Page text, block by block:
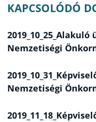
KAPCSOLÓDÓ
2019_10_25_Alakuló
Nemzetiségi
Nemzetiségi